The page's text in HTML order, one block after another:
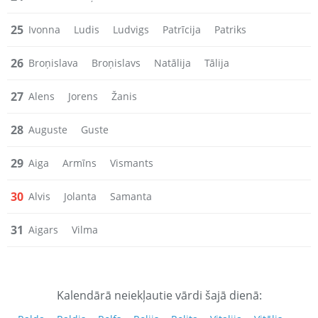
25 Ivonna Ludis Ludvigs Patrīcija Patriks
26 Broņislava Broņislavs Natālija Tālija
27 Alens Jorens Žanis
28 Auguste Guste
29 Aiga Armīns Vismants
30 Alvis Jolanta Samanta
31 Aigars Vilma
Kalendārā neiekļautie vārdi šajā dienā: